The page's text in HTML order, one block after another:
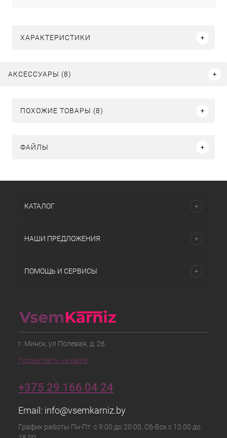
ХАРАКТЕРИСТИКИ
АКСЕССУАРЫ (8)
ПОХОЖИЕ ТОВАРЫ (8)
ФАЙЛЫ
КАТАЛОГ
НАШИ ПРЕДЛОЖЕНИЯ
ПОМОЩЬ И СЕРВИСЫ
г. Минск, ул Полевая, д. 26
Посмотреть на карте
+375 29 166 04 24
Email: info@vsemkarniz.by
График работы Пн-Пт: с 9:00 до 20:00, Сб-Вск с 10.00 до